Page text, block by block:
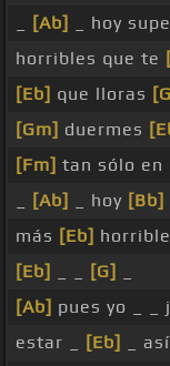
[Ab] _ hoy supe
horribles que te
[Eb] que lloras
[Gm] duermes
[Fm] tan sólo en
[Ab] _ hoy [Bb]
más [Eb]
[Eb]
[G]
[Ab] pues yo _ _
estar _
[Eb]
_ así